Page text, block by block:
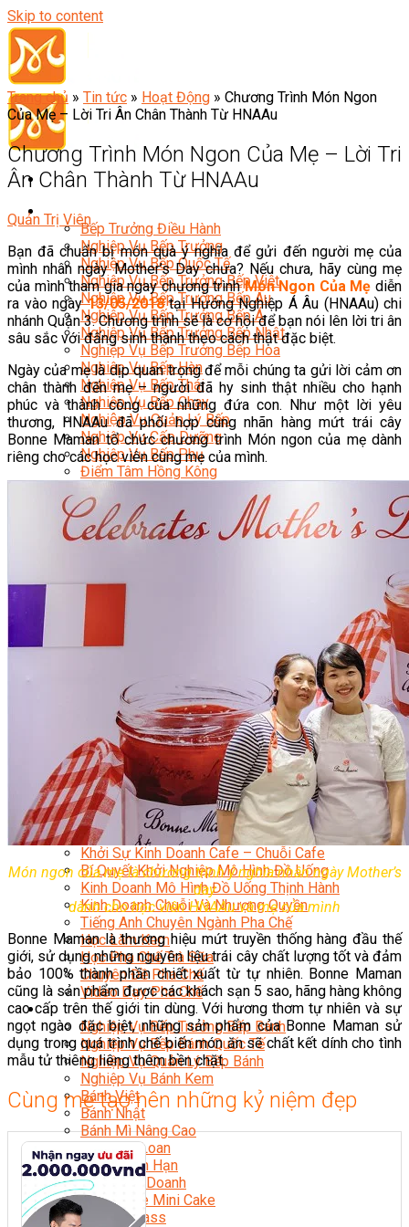
Skip to content
Đầu Bếp
Bếp Trưởng Điều Hành
Nghiệp Vụ Bếp Trưởng
Nghiệp Vụ Bếp Quốc Tế
Nghiệp Vụ Bếp Trưởng Bếp Việt
Nghiệp Vụ Bếp Trưởng Bếp Âu
Nghiệp Vụ Bếp Trưởng Bếp Á
Nghiệp Vụ Bếp Trưởng Bếp Nhật
Nghiệp Vụ Bếp Trưởng Bếp Hoa
Nghiệp Vụ Bếp Hàn
Nghiệp Vụ Bếp Thái
Nghiệp Vụ Bếp Chay
Nghiệp Vụ Quản Lý Bếp
Nghiệp Vụ Cấp Dưỡng
Nghiệp Vụ Bếp Phụ
Điểm Tâm Hồng Kông
Food Stylist
Master Class
Bếp Gia Đình
Khởi Sự Kinh Doanh Ngành F&B
Khởi Sự Kinh Doanh Nhà Hàng
Bí Quyết Kinh Doanh và Vận Hành Mô Hình Ẩm
Thực
Nghiệp Vụ Bar Trưởng
Nghiệp Vụ Bartender Chuyên Nghiệp
Nghiệp Vụ Barista Chuyên Nghiệp
Nghiệp Vụ Flair Bartending Chuyên Nghiệp
Nghiệp Vụ Pha Chế Đặc Biệt
Nghiệp Vụ Pha Chế Tổng Hợp
Nghiệp Vụ Quản Lý Bar
Chuyên Gia Cà Phê
Cà Phê Pha Máy
Khởi Sự Kinh Doanh Cafe – Chuỗi Cafe
Bí Quyết Khởi Nghiệp Mô Hình Đồ Uống
Kinh Doanh Mô Hình Đồ Uống Thịnh Hành
Kinh Doanh Chuỗi Và Nhượng Quyền
Tiếng Anh Chuyên Ngành Pha Chế
Học Làm Kem
Học Pha Chế Trà Sữa
Chuyên Đề Pha Chế
Video Dạy Pha Chế
Làm Bánh
Nghiệp Vụ Bếp Trưởng Bếp Bánh
Nghiệp Vụ Bếp Bánh Quốc Tế
Nghiệp Vụ Quản Lý Bếp Bánh
Nghiệp Vụ Bánh Kem
Bánh Việt
Bánh Nhật
Bánh Mì Nâng Cao
Bánh Đài Loan
Bánh Ngắn Hạn
Bánh Kinh Doanh
Handmade Mini Cake
Master Class
Trang chủ » Tin tức » Hoạt Động » Chương Trình Món Ngon
Của Mẹ – Lời Tri Ân Chân Thành Từ HNAAu
Chương Trình Món Ngon Của Mẹ – Lời Tri
Ân Chân Thành Từ HNAAu
Quản Trị Viên
Bạn đã chuẩn bị món quà ý nghĩa để gửi đến người mẹ của
mình nhân ngày Mother’s Day chưa? Nếu chưa, hãy cùng mẹ
của mình tham gia ngay chương trìnhMón Ngon Của Mẹ diễn
ra vào ngày13/05/2018tại Hướng Nghiệp Á Âu (HNAAu) chi
nhánh Quận 3. Chương trình sẽ là cơ hội để bạn nói lên lời tri ân
sâu sắc với đấng sinh thành theo cách thật đặc biệt.
Ngày của mẹ là dịp quan trọng để mỗi chúng ta gửi lời cảm ơn
chân thành đến mẹ – người đã hy sinh thật nhiều cho hạnh
phúc và thành công của những đứa con. Như một lời yêu
thương, HNAAu đã phối hợp cùng nhãn hàng mứt trái cây
Bonne Maman tổ chức chương trình Món ngon của mẹ dành
riêng cho các học viên cùng mẹ của mình.
Món ngon của mẹ là chương trình ý nghĩa nhân ngày Mother’s
day
dành cho học viên HNAAu và mẹ của mình
Bonne Maman là thương hiệu mứt truyền thống hàng đầu thế
giới, sử dụng những nguyên liệu trái cây chất lượng tốt và đảm
bảo 100% thành phần chiết xuất từ tự nhiên. Bonne Maman
cũng là sản phẩm được các khách sạn 5 sao, hãng hàng không
cao cấp trên thế giới tin dùng. Với hương thơm tự nhiên và sự
ngọt ngào đặc biệt, những sản phẩm của Bonne Maman sử
dụng trong quá trình chế biến món ăn sẽ chất kết dính cho tình
mẫu tử thiêng liêng thêm bền chặt.
Cùng mẹ tạo nên những kỷ niệm đẹp